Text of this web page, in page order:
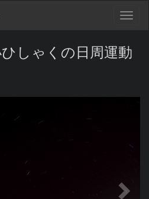
しゃくの日周運動